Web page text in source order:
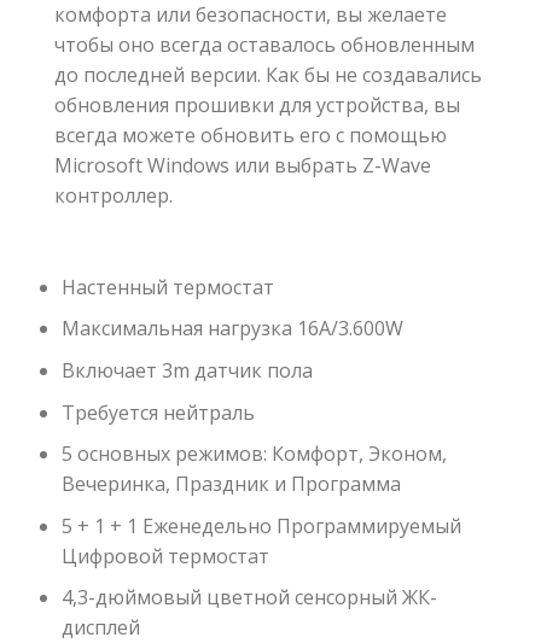
комфорта или безопасности, вы желаете
чтобы оно всегда оставалось обновленным
до последней версии. Как бы не создавались
обновления прошивки для устройства, вы
всегда можете обновить его с помощью
Microsoft Windows или выбрать Z-Wave
контроллер.
Настенный термостат
Максимальная нагрузка 16A/3.600W
Включает 3m датчик пола
Требуется нейтраль
5 основных режимов: Комфорт, Эконом,
Вечеринка, Праздник и Программа
5 + 1 + 1 Еженедельно Программируемый
Цифровой термостат
4,3-дюймовый цветной сенсорный ЖК-
дисплей